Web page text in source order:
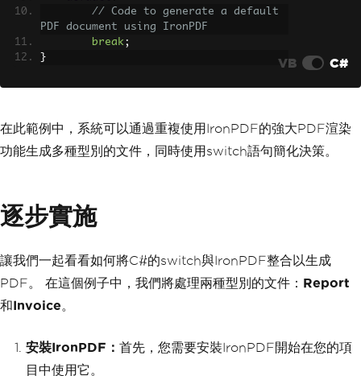
// Code to generate a default
PDF document using IronPDF
break;
}
VB C#
在此範例中，系統可以通過重複使用IronPDF的強大PDF渲染
功能生成多種型別的文件，同時使用switch語句簡化決策。
逐步實施
讓我們一起看看如何將C#的switch與IronPDF整合以生成
PDF。 在這個例子中，我們將處理兩種型別的文件： Report
和Invoice。
安裝IronPDF： 首先，您需要安裝IronPDF開始在您的項
目中使用它。